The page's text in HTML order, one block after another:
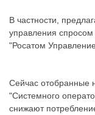
В частности,
управления спросом
"Росатом
Сейчас отобранные
"Системного
снижают